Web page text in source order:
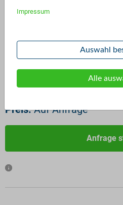
Frequenz:Auf Anfrage
Standardverpackung/
Preis:Auf Anfrage
Anfrage
Impressum
Auswahl
Alle